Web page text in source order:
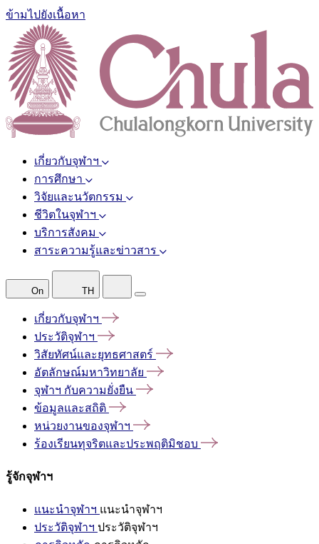
ข้ามไปยังเนื้อหา
เกี่ยวกับจุฬาฯ
การศึกษา
วิจัยและนวัตกรรม
ชีวิตในจุฬาฯ
บริการสังคม
สาระความรู้และข่าวสาร
On TH
เกี่ยวกับจุฬาฯ
ประวัติจุฬาฯ
วิสัยทัศน์และยุทธศาสตร์
อัตลักษณ์มหาวิทยาลัย
จุฬาฯ กับความยั่งยืน
ข้อมูลและสถิติ
หน่วยงานของจุฬาฯ
ร้องเรียนทุจริตและประพฤติมิชอบ
รู้จักจุฬาฯ
แนะนำจุฬาฯ แนะนำจุฬาฯ
ประวัติจุฬาฯ ประวัติจุฬาฯ